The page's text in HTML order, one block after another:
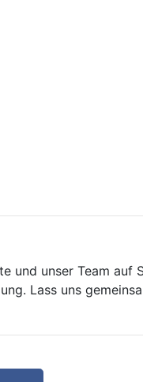
und unser Team auf
Lass uns